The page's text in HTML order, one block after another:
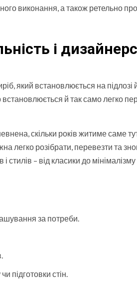
виконання, а також ретельно
і
який встановлюється на підлозі
й так само легко
скільки років житиме саме
легко розібрати, перевезти та
– від класики до
за потреби.
підготовки стін.